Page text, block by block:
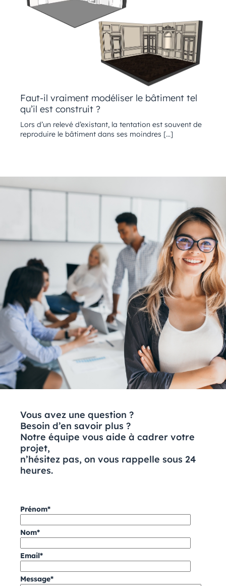
Faut-il vraiment modéliser le bâtiment tel
qu’il est construit ?
Lors d’un relevé d’existant, la tentation est souvent de
reproduire le bâtiment dans ses moindres […]
Vous avez une question ?
Besoin d’en savoir plus ?
Notre équipe vous aide à cadrer votre
projet,
n’hésitez pas, on vous rappelle sous 24
heures.
Prénom*
Nom*
Email*
Message*